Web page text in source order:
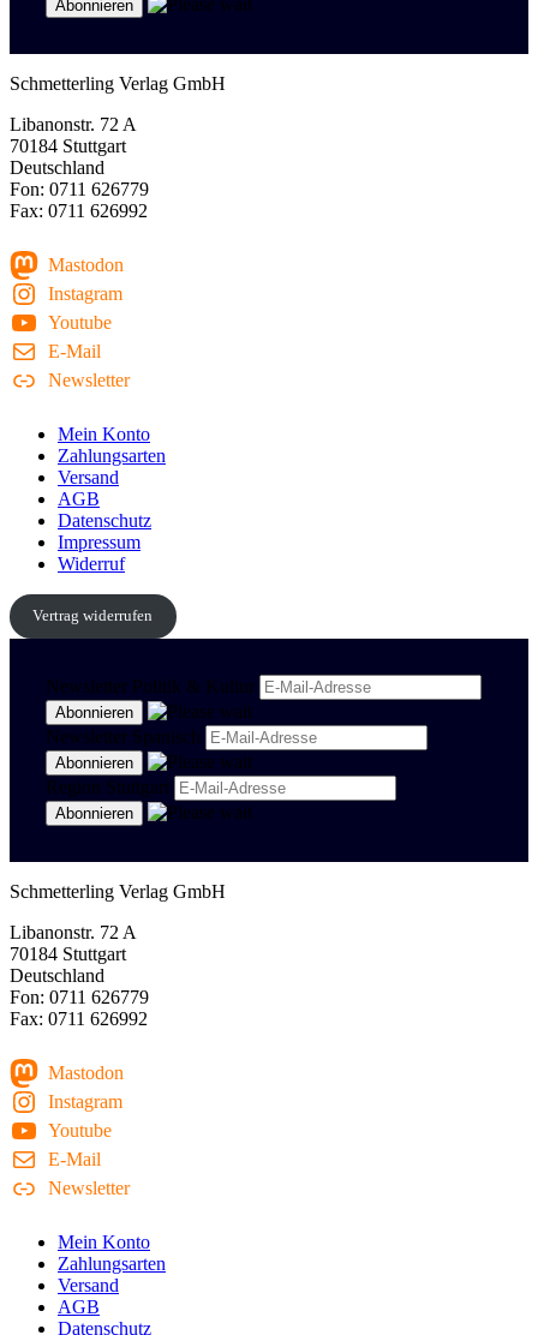
Schmetterling Verlag GmbH
Libanonstr. 72 A
70184 Stuttgart
Deutschland
Fon: 0711 626779
Fax: 0711 626992
Mastodon
Instagram
Youtube
E-Mail
Newsletter
Mein Konto
Zahlungsarten
Versand
AGB
Datenschutz
Impressum
Widerruf
Vertrag widerrufen
Newsletter Politik & Kultur
Newsletter Spanisch
Region Stuttgart
Schmetterling Verlag GmbH
Libanonstr. 72 A
70184 Stuttgart
Deutschland
Fon: 0711 626779
Fax: 0711 626992
Mastodon
Instagram
Youtube
E-Mail
Newsletter
Mein Konto
Zahlungsarten
Versand
AGB
Datenschutz